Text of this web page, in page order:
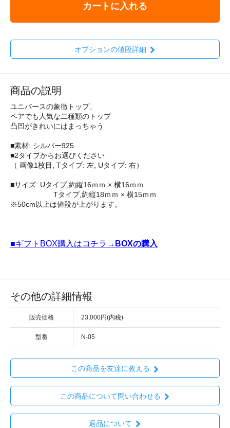
カートに入れる
オプションの値段詳細
商品の説明
ユニバースの象徴トップ、
ペアでも人気な二種類のトップ
凸凹がきれいにはまっちゃう
■素材: シルバー925
■2タイプからお選びください
（ 画像1枚目, Tタイプ: 左, Uタイプ: 右）
■サイズ: Uタイプ,約縦16ｍｍ × 横16ｍｍ
Tタイプ,約縦18ｍｍ × 横15ｍｍ
※50cm以上は値段が上がります。
■ギフトBOX購入はコチラ→ BOXの購入
その他の詳細情報
販売価格 23,000円(内税)
型番 N-05
この商品を友達に教える
この商品について問い合わせる
返品について